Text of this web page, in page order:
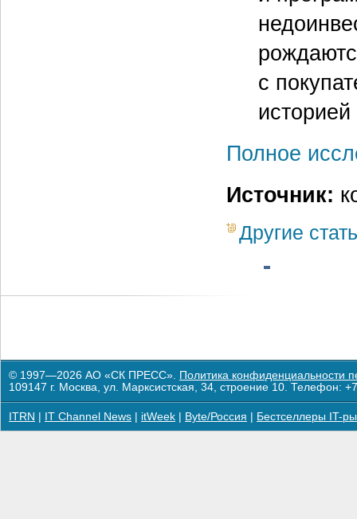
с
Полное
Источник:
Другие
© 1997—2026 АО «СК ПРЕСС». Политика конфиденциальности
109147 г. Москва, ул. Марксистская, 34, строение 10. Телефон:
ITRN IT Channel News itWeek Byte/Россия Бестселлеры IT-